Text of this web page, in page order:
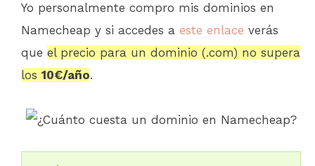
Yo personalmente compro mis dominios en
Namecheap y si accedes a este enlace verás
que el precio para un dominio (.com) no supera
los 10€/año.